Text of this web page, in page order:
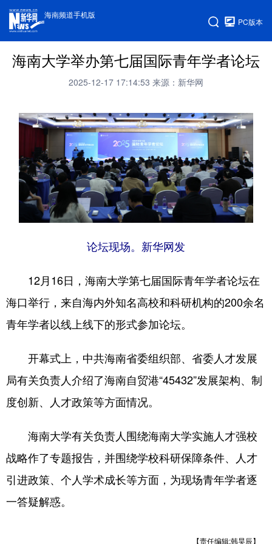
海南频道手机版
PC版本
海南大学举办第七届国际青年学者论坛
2025-12-17 17:14:53 来源：新华网
论坛现场。新华网发
12月16日，海南大学第七届国际青年学者论坛在
海口举行，来自海内外知名高校和科研机构的200余名
青年学者以线上线下的形式参加论坛。
开幕式上，中共海南省委组织部、省委人才发展
局有关负责人介绍了海南自贸港“45432”发展架构、制
度创新、人才政策等方面情况。
海南大学有关负责人围绕海南大学实施人才强校
战略作了专题报告，并围绕学校科研保障条件、人才
引进政策、个人学术成长等方面，为现场青年学者逐
一答疑解惑。
【责任编辑:韩昊辰】